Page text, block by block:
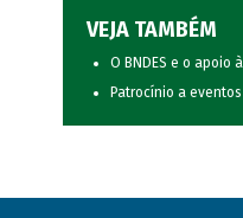
VEJA TAMBÉM
O BNDES e o apoio
Patrocínio a